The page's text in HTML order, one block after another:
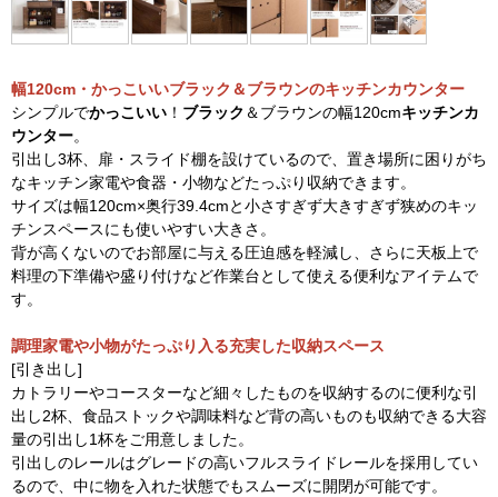
幅120cm・かっこいいブラック＆ブラウンのキッチンカウンター
シンプルでかっこいい ！ ブラック ＆ブラウンの幅120cmキッチンカ
ウンター。
引出し3杯、扉・スライド棚を設けているので、置き場所に困りがち
なキッチン家電や食器・小物などたっぷり収納できます。
サイズは幅120cm×奥行39.4cmと小さすぎず大きすぎず狭めのキッ
チンスペースにも使いやすい大きさ。
背が高くないのでお部屋に与える圧迫感を軽減し、さらに天板上で
料理の下準備や盛り付けなど作業台として使える便利なアイテムで
す。
調理家電や小物がたっぷり入る充実した収納スペース
[引き出し]
カトラリーやコースターなど細々したものを収納するのに便利な引
出し2杯、食品ストックや調味料など背の高いものも収納できる大容
量の引出し1杯をご用意しました。
引出しのレールはグレードの高いフルスライドレールを採用してい
るので、中に物を入れた状態でもスムーズに開閉が可能です。